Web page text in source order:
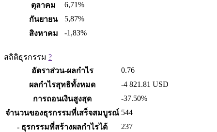
ตุลาคม
6,71%
กันยายน
5,87%
สิงหาคม
-1,83%
สถิติธุรกรรม ?
อัตราส่วน-ผลกำไร
0.76
ผลกำไรสุทธิทั้งหมด
-4 821.81 USD
การถอนเงินสูงสุด
-37.50%
จำนวนของธุรกรรมที่เสร็จสมบูรณ์ 544
- ธุรกรรมที่สร้างผลกำไรได้
237